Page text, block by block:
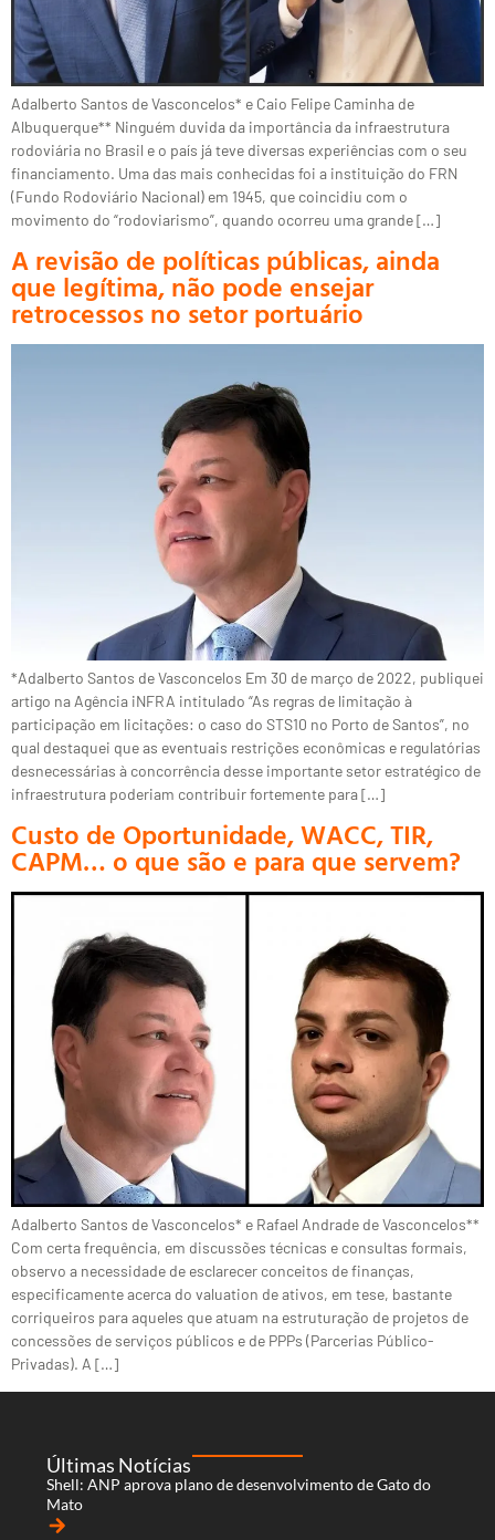
Adalberto Santos de Vasconcelos* e Caio Felipe Caminha de
Albuquerque** Ninguém duvida da importância da infraestrutura
rodoviária no Brasil e o país já teve diversas experiências com o seu
financiamento. Uma das mais conhecidas foi a instituição do FRN
(Fundo Rodoviário Nacional) em 1945, que coincidiu com o
movimento do “rodoviarismo”, quando ocorreu uma grande […]
A revisão de políticas públicas, ainda
que legítima, não pode ensejar
retrocessos no setor portuário
*Adalberto Santos de Vasconcelos Em 30 de março de 2022, publiquei
artigo na Agência iNFRA intitulado “As regras de limitação à
participação em licitações: o caso do STS10 no Porto de Santos”, no
qual destaquei que as eventuais restrições econômicas e regulatórias
desnecessárias à concorrência desse importante setor estratégico de
infraestrutura poderiam contribuir fortemente para […]
Custo de Oportunidade, WACC, TIR,
CAPM… o que são e para que servem?
Adalberto Santos de Vasconcelos* e Rafael Andrade de Vasconcelos**
Com certa frequência, em discussões técnicas e consultas formais,
observo a necessidade de esclarecer conceitos de finanças,
especificamente acerca do valuation de ativos, em tese, bastante
corriqueiros para aqueles que atuam na estruturação de projetos de
concessões de serviços públicos e de PPPs (Parcerias Público-
Privadas). A […]
Últimas Notícias
Shell: ANP aprova plano de desenvolvimento de Gato do
Mato
arrow_forward